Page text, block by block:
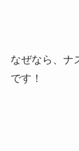
なぜなら、ナ
です！